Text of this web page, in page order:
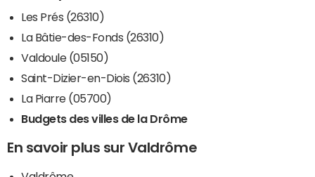
Les Prés (26310)
La Bâtie-des-Fonds (26310)
Valdoule (05150)
Saint-Dizier-en-Diois (26310)
La Piarre (05700)
Budgets des villes de la Drôme
En savoir plus sur Valdrôme